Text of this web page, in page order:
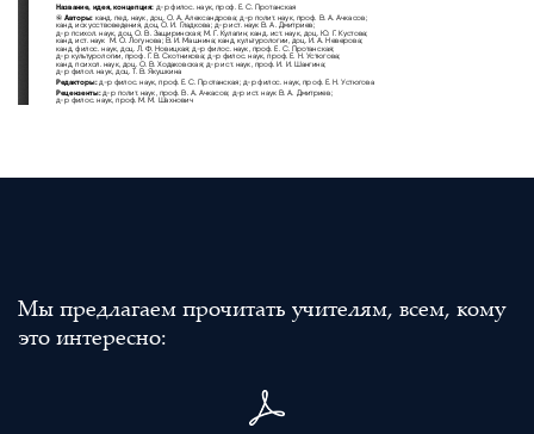
Мы предлагаем прочитать учителям, всем, кому
это интересно: